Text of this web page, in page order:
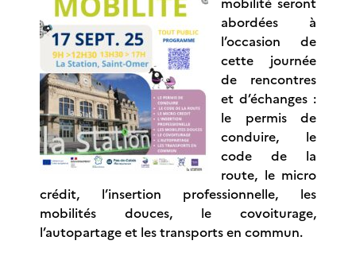
abordées à
l’occasion de
cette journée
de rencontres
et d’échanges :
le permis de
conduire, le
code de la
route, le micro
crédit, l’insertion professionnelle, les
mobilités douces, le covoiturage,
l’autopartage et les transports en commun.